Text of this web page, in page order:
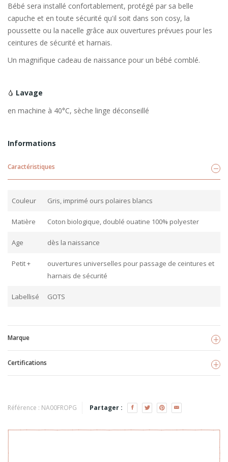
Bébé sera installé confortablement, protégé par sa belle
capuche et en toute sécurité qu'il soit dans son cosy, la
poussette ou la nacelle grâce aux ouvertures prévues pour les
ceintures de sécurité et harnais.
Un magnifique cadeau de naissance pour un bébé comblé.
Lavage
en machine à 40°C, sèche linge déconseillé
Informations
Caractéristiques
Couleur Gris, imprimé ours polaires blancs
Matière Coton biologique, doublé ouatine 100% polyester
Age dès la naissance
Petit +
ouvertures universelles pour passage de ceintures et
harnais de sécurité
Labellisé GOTS
Marque
Voir les produits
Certifications
Référence : NA00FROPG Partager :